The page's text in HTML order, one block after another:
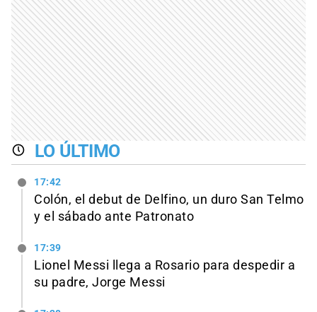
LO ÚLTIMO
17:42
Colón, el debut de Delfino, un duro San Telmo
y el sábado ante Patronato
17:39
Lionel Messi llega a Rosario para despedir a
su padre, Jorge Messi